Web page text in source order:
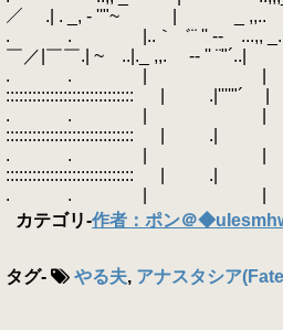
／ .| . _, - ''"~ | _ ,,.. -
. . |..｀゛¨ '' ‐- ...,, _.|. ''l
￣／|￣￣.| ~ ..|._ ,,. -‐ '' ¨"´..|
. . | | ｀
::::::::::::::::::::::::::::: |
. . | |
. . | |
. . | | ,..
カテゴリ-作者：ポン＠
タグ- やる夫, アナスタシア